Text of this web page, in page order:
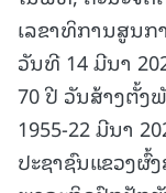
ເລຂາທິການສູນ
ວັນທີ 14 ມີນາ
70 ປີ ວັນສ້າງຕັ້ງ
1955-22 ມີນາ
ປະຊາຊົນແຂວງຜົ້